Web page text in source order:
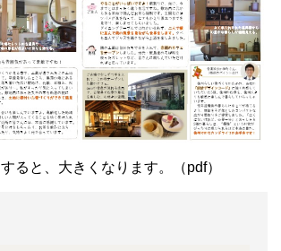
すると、大きくなります。（pdf）